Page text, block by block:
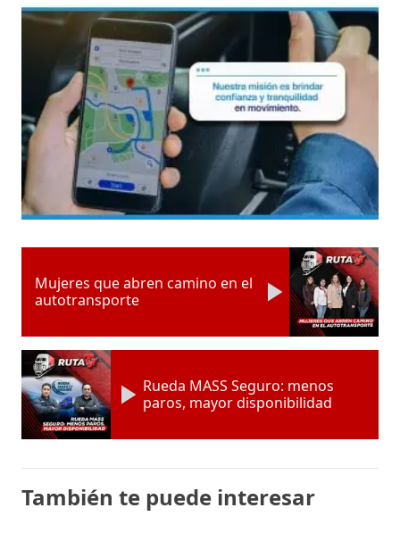
Mujeres que abren camino en el
autotransporte
Rueda MASS Seguro: menos
paros, mayor disponibilidad
También te puede interesar